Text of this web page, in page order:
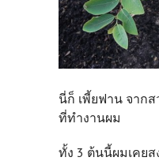
นี่ก็ เพี้ยฟาน จาก
ที่ทำงานผม
ทั้ง 3 ต้นนี้ผมเคย